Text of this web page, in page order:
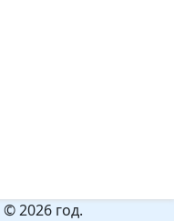
© 2026 год.